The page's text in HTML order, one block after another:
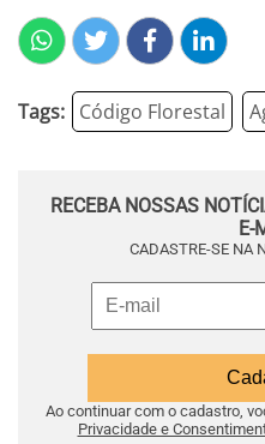
Tags: Código Florestal
RECEBA NOSSAS
E-
CADASTRE-SE NA
Ao continuar com o cadastro,
Privacidade e